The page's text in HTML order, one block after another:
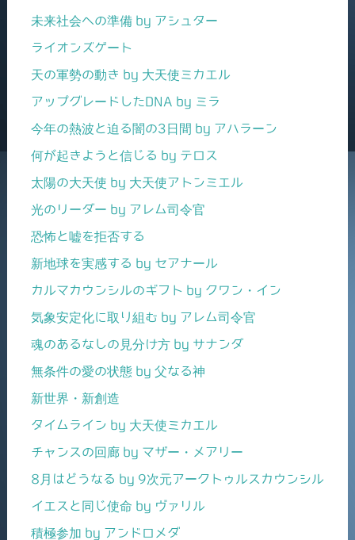
未来社会への準備 by アシュター
ライオンズゲート
天の軍勢の動き by 大天使ミカエル
アップグレードしたDNA by ミラ
今年の熱波と迫る闇の3日間 by アハラーン
何が起きようと信じる by テロス
太陽の大天使 by 大天使アトンミエル
光のリーダー by アレム司令官
恐怖と嘘を拒否する
新地球を実感する by セアナール
カルマカウンシルのギフト by クワン・イン
気象安定化に取り組む by アレム司令官
魂のあるなしの見分け方 by サナンダ
無条件の愛の状態 by 父なる神
新世界・新創造
タイムライン by 大天使ミカエル
チャンスの回廊 by マザー・メアリー
8月はどうなる by 9次元アークトゥルスカウンシル
イエスと同じ使命 by ヴァリル
積極参加 by アンドロメダ